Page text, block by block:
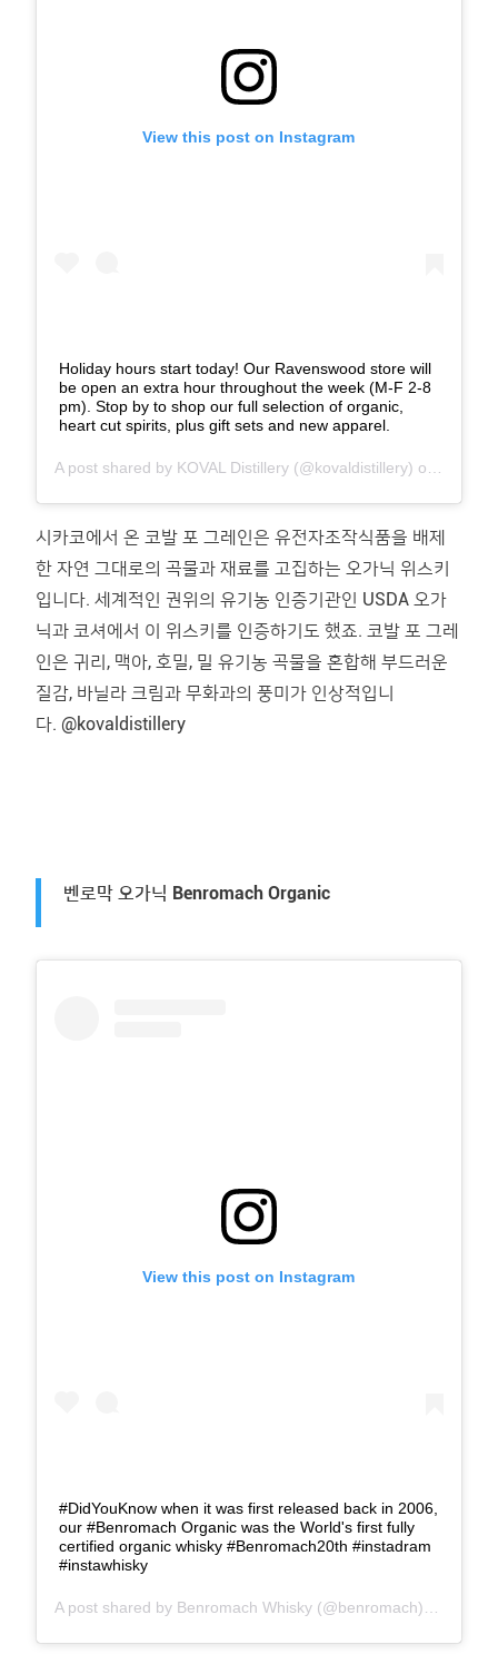
View this post on Instagram
Holiday hours start today! Our Ravenswood store will
be open an extra hour throughout the week (M-F 2-8
pm). Stop by to shop our full selection of organic,
heart cut spirits, plus gift sets and new apparel.
A post shared by KOVAL Distillery (@kovaldistillery) on
시카코에서 온 코발 포 그레인은 유전자조작식품을 배제
한 자연 그대로의 곡물과 재료를 고집하는 오가닉 위스키
입니다. 세계적인 권위의 유기농 인증기관인 USDA 오가
닉과 코셔에서 이 위스키를 인증하기도 했죠. 코발 포 그레
인은 귀리, 맥아, 호밀, 밀 유기농 곡물을 혼합해 부드러운
질감, 바닐라 크림과 무화과의 풍미가 인상적입니
다. @kovaldistillery
벤로막 오가닉 Benromach Organic
View this post on Instagram
#DidYouKnow when it was first released back in 2006,
our #Benromach Organic was the World's first fully
certified organic whisky #Benromach20th #instadram
#instawhisky
A post shared by Benromach Whisky (@benromach) on